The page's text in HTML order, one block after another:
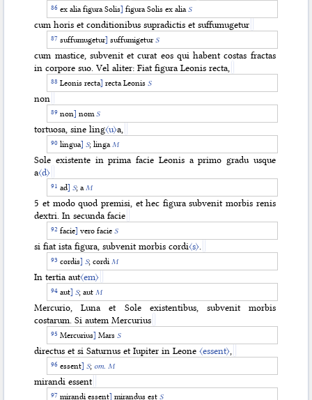
ex alia figura Solis] figura Solis ex alia S
cum horis et conditionibus supradictis et suffumugetur
suffumugetur] suffumigeturS
cum mastice, subvenit et curat eos qui habent costas fractas
in corpore suo. Vel aliter: Fiat figura Leonis recta,
Leonis recta] recta Leonis S
non
non] nom S
tortuosa, sine ling〈u〉a,
lingua] S; linga M
Sole existente in prima facie Leonis a primo gradu usque
a〈d〉
ad] S; a M
5 et modo quod premisi, et hec figura subvenit morbis renis
dextri. In secunda facie
facie] vero facie S
si fiat ista figura, subvenit morbis cordi〈s〉
cordis] S; cordi M
In tertia aut〈em〉
aut] S; aut M
Mercurio, Luna et Sole existentibus, subvenit morbis
costarum. Si autem Mercurius
Mercurius] Mars S
directus et si Saturnus et Iupiter in Leone〈essent〉
essent] S; om. M
mirandi essent
mirandi essent] mirandus est S